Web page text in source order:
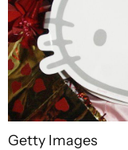
Getty Images